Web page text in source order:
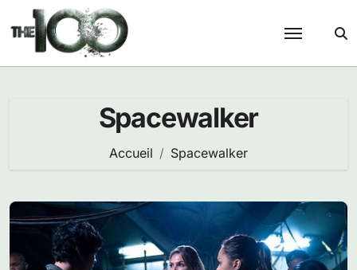
Passer
au
contenu
Spacewalker
Accueil Spacewalker